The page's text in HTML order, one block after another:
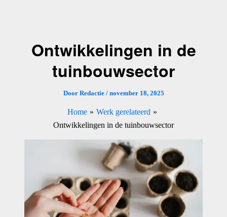
Ontwikkelingen in de
tuinbouwsector
Door Redactie / november 18, 2025
Home
Werk gerelateerd
Ontwikkelingen in de tuinbouwsector